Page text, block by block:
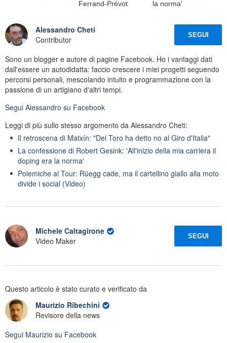
Ferrand-Prévot
la norma'
Alessandro Cheti
Contributor
SEGUI
Sono un blogger e autore di pagine Facebook. Ho i vantaggi dati
dall'essere un autodidatta: faccio crescere i miei progetti seguendo
percorsi personali, mescolando intuito e programmazione con la
passione di un artigiano d'altri tempi.
Segui Alessandro su Facebook
Leggi di più sullo stesso argomento da Alessandro Cheti:
Il retroscena di Matxín: "Del Toro ha detto no al Giro d'Italia"
La confessione di Robert Gesink: 'All'inizio della mia carriera il
doping era la norma'
Polemiche al Tour: Rüegg cade, ma il cartellino giallo alla moto
divide i social (Video)
Michele Caltagirone
Video Maker
SEGUI
Questo articolo è stato curato e verificato da
Maurizio Ribechini
Revisore della news
Segui Maurizio su Facebook